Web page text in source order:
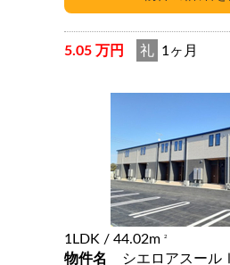
5.05 万円 礼 1ヶ月
1LDK / 44.02m 2
物件名
シエロアスールⅠ